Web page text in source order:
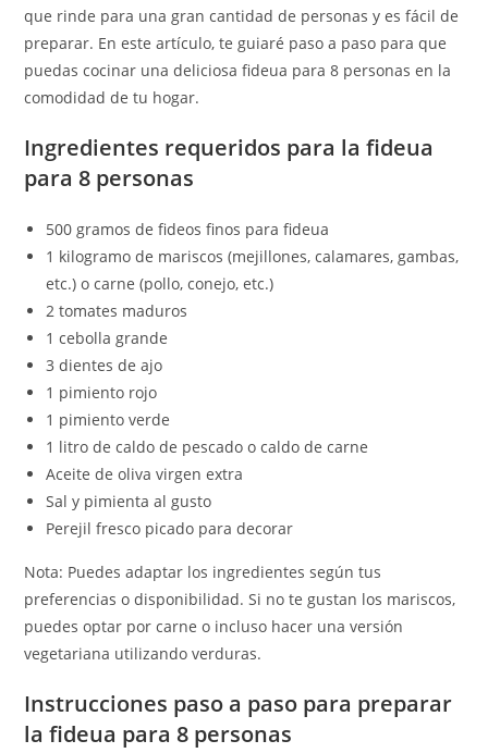
que rinde para una gran cantidad de personas y es fácil de
preparar. En este artículo, te guiaré paso a paso para que
puedas cocinar una deliciosa fideua para 8 personas en la
comodidad de tu hogar.
Ingredientes requeridos para la fideua
para 8 personas
500 gramos de fideos finos para fideua
1 kilogramo de mariscos (mejillones, calamares, gambas,
etc.) o carne (pollo, conejo, etc.)
2 tomates maduros
1 cebolla grande
3 dientes de ajo
1 pimiento rojo
1 pimiento verde
1 litro de caldo de pescado o caldo de carne
Aceite de oliva virgen extra
Sal y pimienta al gusto
Perejil fresco picado para decorar
Nota: Puedes adaptar los ingredientes según tus
preferencias o disponibilidad. Si no te gustan los mariscos,
puedes optar por carne o incluso hacer una versión
vegetariana utilizando verduras.
Instrucciones paso a paso para preparar
la fideua para 8 personas